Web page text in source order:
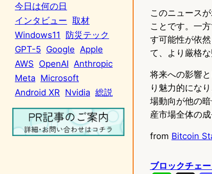
今日は何の日
インタビュー 取材
Windows11
防災テック
GPT-5 Google Apple
AWS OpenAI Anthropic
Meta Microsoft
Android XR Nvidia 総説
このニュース
ことです。一
す可能性が依
て、より厳格
将来への影響
り魅力的にな
場動向が他の
産市場全体の
from Bitcoin
ブロックチェ